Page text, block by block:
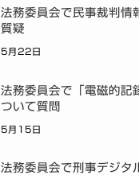
法務委員会で民事裁判情
質疑
5月22日
法務委員会で「電磁的記
ついて質問
5月15日
法務委員会で刑事デジタ